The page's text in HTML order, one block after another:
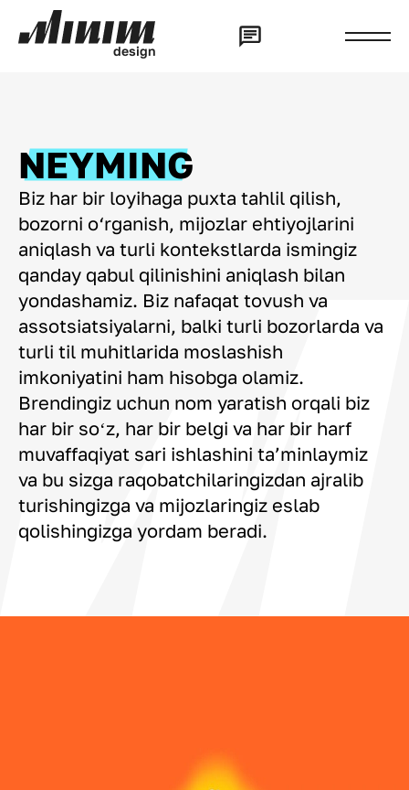
design
NEYMING
Biz har bir loyihaga puxta tahlil qilish,
bozorni o‘rganish, mijozlar ehtiyojlarini
aniqlash va turli kontekstlarda ismingiz
qanday qabul qilinishini aniqlash bilan
yondashamiz. Biz nafaqat tovush va
assotsiatsiyalarni, balki turli bozorlarda va
turli til muhitlarida moslashish
imkoniyatini ham hisobga olamiz.
Brendingiz uchun nom yaratish orqali biz
har bir soʻz, har bir belgi va har bir harf
muvaffaqiyat sari ishlashini taʼminlaymiz
va bu sizga raqobatchilaringizdan ajralib
turishingizga va mijozlaringiz eslab
qolishingizga yordam beradi.